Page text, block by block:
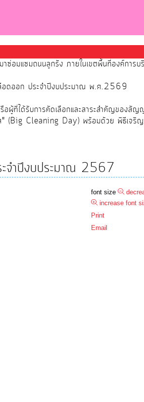
าซ่อมแซมถนนลูกรัง ภายในเขตพื้นที่องค์การ
ลือดออก ประจำปีงบประมาณ พ.ศ.2569
ผู้ที่ได้รับการคัดเลือกและสาระสำคัญของสั
" (Big Cleaning Day) พร้อมด้วย พิธีเจริ
ะจำปีงบประมาณ 2567
font size
increase font
Print
Email